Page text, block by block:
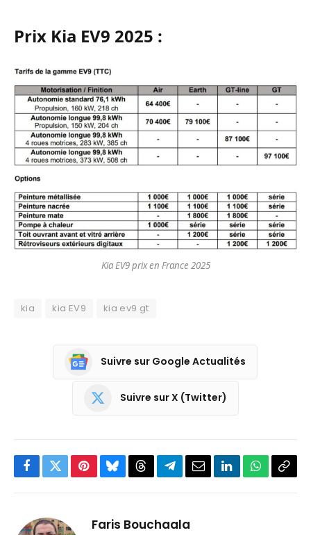
Prix Kia EV9 2025 :
Kia EV9 prix en France 2025
kia kia EV9 kia ev9 gt
Suivre sur Google Actualités
Suivre sur X (Twitter)
Facebook
TwitterPinterestBlueskyThreadsPartager
Telegram
EmailLinkedInWhatsApp
Faris Bouchaala